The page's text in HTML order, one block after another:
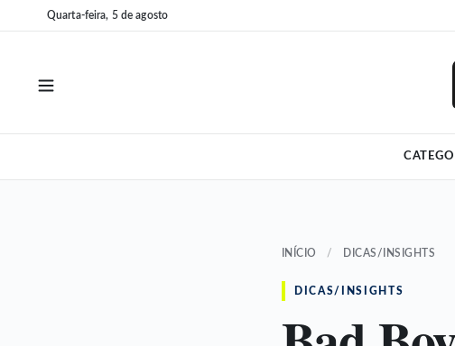
para
para
Quarta-feira, 5 de agosto
INÍCIO / DICAS/INSIGHTS
DICAS/INSIGHTS